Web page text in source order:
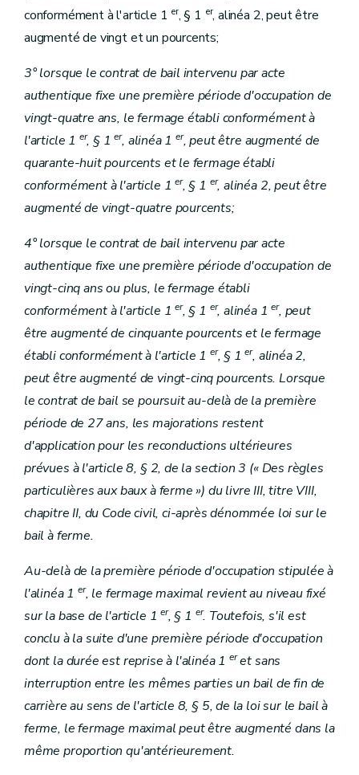
conformément à l'article 1 er, § 1 er, alinéa 2, peut être
augmenté de vingt et un pourcents;
3° lorsque le contrat de bail intervenu par acte
authentique fixe une première période d'occupation de
vingt-quatre ans, le fermage établi conformément à
l'article 1 er, § 1er, alinéa 1er, peut être augmenté de
quarante-huit pourcents et le fermage établi
conformément à l'article 1er, § 1 er, alinéa 2, peut être
augmenté de vingt-quatre pourcents;
4° lorsque le contrat de bail intervenu par acte
authentique fixe une première période d'occupation de
vingt-cinq ans ou plus, le fermage établi
conformément à l'article 1er, § 1 er, alinéa 1er, peut
être augmenté de cinquante pourcents et le fermage
établi conformément à l'article 1 er, § 1er, alinéa 2,
peut être augmenté de vingt-cinq pourcents. Lorsque
le contrat de bail se poursuit au-delà de la première
période de 27 ans, les majorations restent
d'application pour les reconductions ultérieures
prévues à l'article 8, § 2, de la section 3 (« Des règles
particulières aux baux à ferme ») du livre III, titre VIII,
chapitre II, du Code civil, ci-après dénommée loi sur le
bail à ferme.
Au-delà de la première période d'occupation stipulée à
l'alinéa 1er, le fermage maximal revient au niveau fixé
sur la base de l'article 1er, § 1 er. Toutefois, s'il est
conclu à la suite d'une première période d'occupation
dont la durée est reprise à l'alinéa 1 eret sans
interruption entre les mêmes parties un bail de fin de
carrière au sens de l'article 8, § 5, de la loi sur le bail à
ferme, le fermage maximal peut être augmenté dans la
même proportion qu'antérieurement.